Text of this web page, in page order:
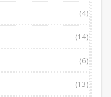
(4)
(14)
(6)
(13)